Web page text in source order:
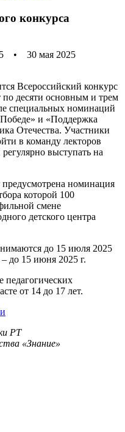
конкурса
• 30 мая 2025
Всероссийский конкурс
десяти основным и трем
специальных номинаций
и «Поддержка
Отечества. Участники
в команду лекторов
выступать на
предусмотрена номинация
которой 100
смене
детского центра
до 15 июля 2025
до 15 июня 2025 г.
от 14 до 17 лет.
РТ
«Знание»